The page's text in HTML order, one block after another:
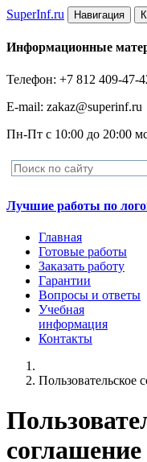
SuperInf.ru Навигация
Информационные
Телефон: +7 812 409-47-
E-mail: zakaz@superinf.ru
Пн-Пт с 10:00 до 20:00
Лучшие работы по
Главная
Готовые работы
Заказать работу
Гарантии
Вопросы и ответы
Учебная
информация
Контакты
Пользовательское
соглашение